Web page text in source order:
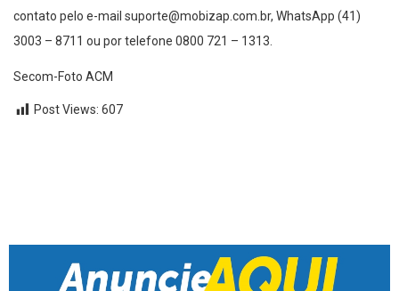
contato pelo e-mail suporte@mobizap.com.br, WhatsApp (41)
3003 – 8711 ou por telefone 0800 721 – 1313.
Secom-Foto ACM
Post Views: 607